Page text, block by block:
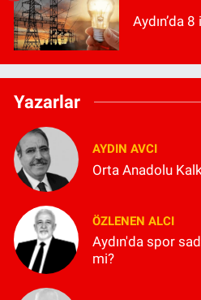
Aydın’da
Yazarlar
AYDIN AVCI
Orta Anadolu
ÖZLENEN ALCI
Aydın'da spor
mi?